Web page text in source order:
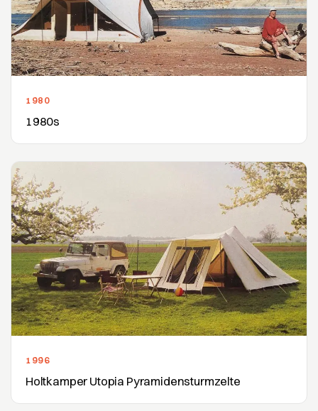
1980
1980s
1996
Holtkamper Utopia Pyramidensturmzelte